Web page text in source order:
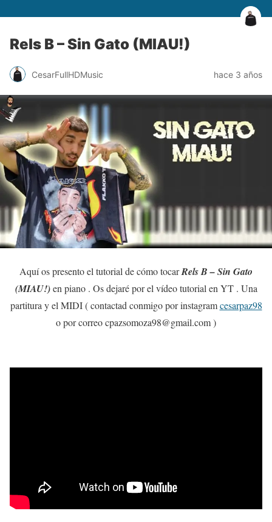
Rels B – Sin Gato (MIAU!)
CesarFullHDMusic hace 3 años
Aquí os presento el tutorial de cómo tocarRels B – Sin Gato
(MIAU!)en piano . Os dejaré por el vídeo tutorial en YT . Una
partitura y el MIDI ( contactad conmigo por instagramcesarpaz98
o por correo cpazsomoza98@gmail.com )